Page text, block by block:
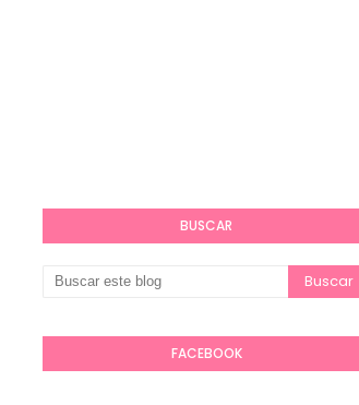
BUSCAR
FACEBOOK